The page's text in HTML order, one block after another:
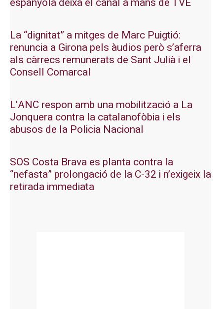
La “dignitat” a mitges de Marc Puigtió:
renuncia a Girona pels àudios però s’aferra
als càrrecs remunerats de Sant Julià i el
Consell Comarcal
L’ANC respon amb una mobilització a La
Jonquera contra la catalanofòbia i els
abusos de la Policia Nacional
SOS Costa Brava es planta contra la
“nefasta” prolongació de la C-32 i n’exigeix la
retirada immediata